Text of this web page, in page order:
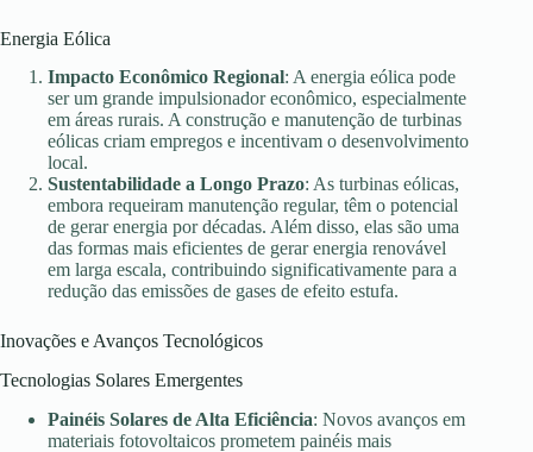
Energia Eólica
Impacto Econômico Regional: A energia eólica pode
ser um grande impulsionador econômico, especialmente
em áreas rurais. A construção e manutenção de turbinas
eólicas criam empregos e incentivam o desenvolvimento
local.
Sustentabilidade a Longo Prazo: As turbinas eólicas,
embora requeiram manutenção regular, têm o potencial
de gerar energia por décadas. Além disso, elas são uma
das formas mais eficientes de gerar energia renovável
em larga escala, contribuindo significativamente para a
redução das emissões de gases de efeito estufa.
Inovações e Avanços Tecnológicos
Tecnologias Solares Emergentes
Painéis Solares de Alta Eficiência: Novos avanços em
materiais fotovoltaicos prometem painéis mais